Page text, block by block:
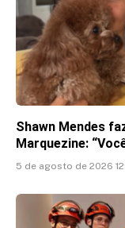
Shawn Mendes
Marquezine:
5 de agosto de 2026